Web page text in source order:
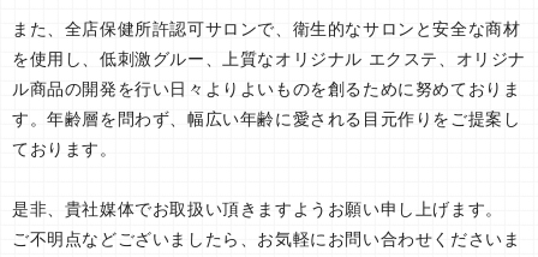
また、全店保健所許認可サロンで、衛生的なサロンと安全な商材
を使用し、低刺激グルー、上質なオリジナル エクステ、オリジナ
ル商品の開発を行い日々よりよいものを創るために努めておりま
す。年齢層を問わず、幅広い年齢に愛される目元作りをご提案し
ております。
是非、貴社媒体でお取扱い頂きますようお願い申し上げます。
ご不明点などございましたら、お気軽にお問い合わせくださいま